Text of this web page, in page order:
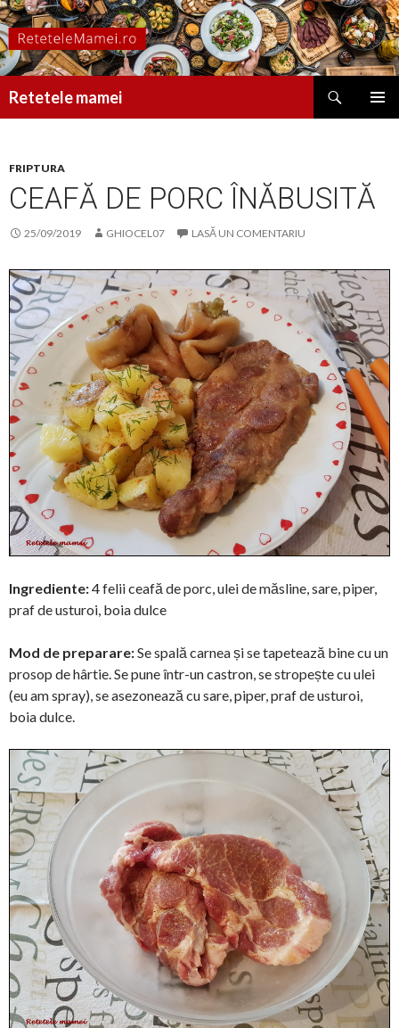
Retetele mamei
FRIPTURA
CEAFĂ DE PORC ÎNĂBUSITĂ
25/09/2019 GHIOCEL07 LASĂ UN COMENTARIU
Ingrediente:4 felii ceafă de porc, ulei de măsline, sare, piper,
praf de usturoi, boia dulce
Mod de preparare:Se spală carnea și se tapetează bine cu un
prosop de hârtie. Se pune într-un castron, se stropește cu ulei
(eu am spray), se asezonează cu sare, piper, praf de usturoi,
boia dulce.